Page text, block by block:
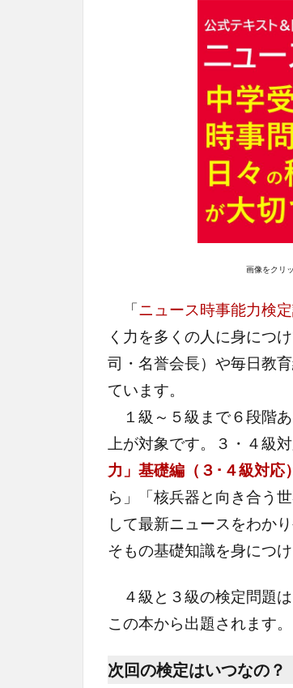
画像をクリ
「ニュース時事能力検
く力を多くの人に身につ
司・名誉会長）や毎日教
ています。
１級～５級まで６段階
上が対象です。３・４級
力」基礎編（３･４級対応）
ら」「核兵器と向き合う
して最新ニュースをわか
そもの基礎知識を身につ
４級と３級の検定問題
この本から出題されます。
次回の検定はいつなの？